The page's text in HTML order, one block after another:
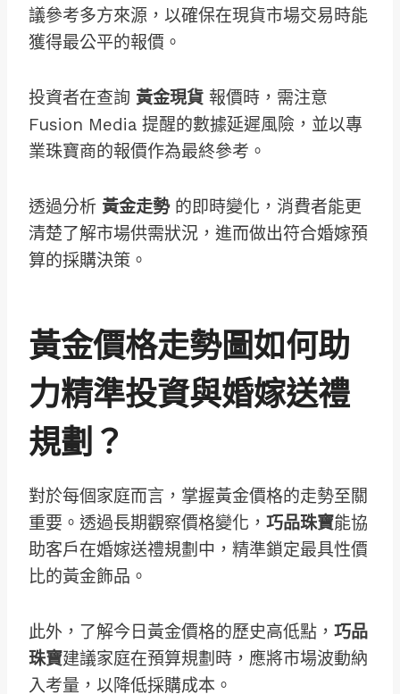
議參考多方來源，以確保在現貨市場交易時能
獲得最公平的報價。
投資者在查詢 黃金現貨 報價時，需注意
Fusion Media 提醒的數據延遲風險，並以專
業珠寶商的報價作為最終參考。
透過分析 黃金走勢的即時變化，消費者能更
清楚了解市場供需狀況，進而做出符合婚嫁預
算的採購決策。
黃金價格走勢圖如何助
力精準投資與婚嫁送禮
規劃？
對於每個家庭而言，掌握黃金價格的走勢至關
重要。透過長期觀察價格變化， 巧品珠寶能協
助客戶在婚嫁送禮規劃中，精準鎖定最具性價
比的黃金飾品。
此外，了解今日黃金價格的歷史高低點， 巧品
珠寶建議家庭在預算規劃時，應將市場波動納
入考量，以降低採購成本。